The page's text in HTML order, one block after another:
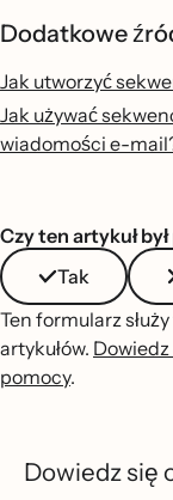
Dodatkowe
Jak utworzyć
Jak używać
wiadomości e-
Czy ten artykuł
Tak
Ten formularz
artykułów. Dowiedz
pomocy.
Dowiedz się